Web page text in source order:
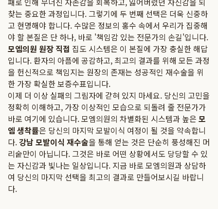
찾는 중요한 과정입니다. 그렇기에 두 번째 선택은 더욱 신중하
고 현명해야 합니다. 수많은 정보의 홍수 속에서 우리가 집중해
야 할 본질은 단 하나, 바로 '책임감 있는 전문가의 손길'입니다.
모엠의원 원장 직접 집도 시스템은 이 본질에 가장 충실한 해답
입니다. 환자의 아픔에 공감하고, 최고의 결과를 위해 모든 과정
을 헌신적으로 책임지는 원장의 존재는 성공적인 재수술을 위
한 가장 확실한 보증수표입니다.
이제 더 이상 실패의 그림자에 갇혀 있지 마세요. 당신의 고민을
정확히 이해하고, 가장 이상적인 모습으로 되돌려 줄 전문가가
바로 여기에 있습니다. 모엠의원의 차별화된 시스템과 높은 모
엠 생착률은 당신의 마지막 모발이식 여정이 될 것을 약속합니
다.강남 모발이식 재수술을 통해 얻는 것은 단순히 풍성해진 머
리숱만이 아닙니다. 그것은 바로 어떤 상황에서도 당당할 수 있
는 자신감과 빛나는 일상입니다. 지금 바로 모엠의원과 상담하
여 당신의 마지막 선택을 최고의 결과로 만들어보시길 바랍니
다.